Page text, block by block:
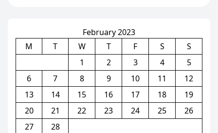
February 2023
M
T W T F S
S
1
2 3 4
5
6
7 8 9 10 11
12
13
14 15 16 17 18
19
20
21 22 23 24 25
26
27
28